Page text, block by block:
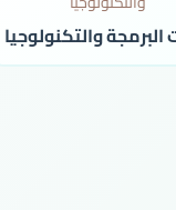
البرمجة والتكنولوجيا